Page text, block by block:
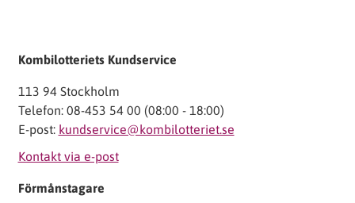
Kombilotteriets Kundservice
113 94 Stockholm
Telefon: 08-453 54 00 (08:00 - 18:00)
E-post: kundservice@kombilotteriet.se
Kontakt via e-post
Förmånstagare